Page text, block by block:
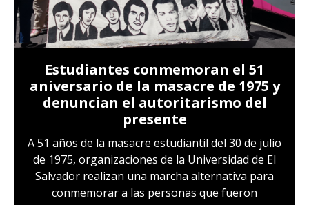
Estudiantes conmemoran el 51
aniversario de la masacre de 1975 y
denuncian el autoritarismo del
presente
A 51 años de la masacre estudiantil del 30 de julio
de 1975, organizaciones de la Universidad de El
Salvador realizan una marcha alternativa para
conmemorar a las personas que fueron